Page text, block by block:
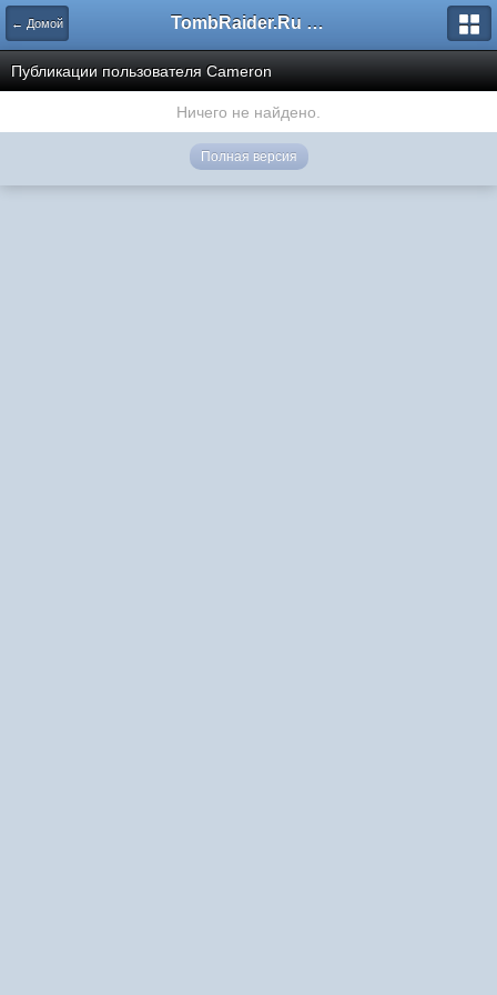
← Домой TombRaider.Ru - Форумы
Публикации пользователя Cameron
Ничего не найдено.
Полная версия